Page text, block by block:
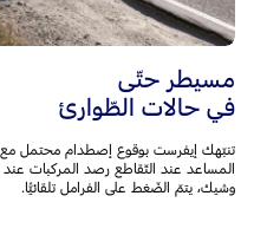
مسيطر حتّى
في حالات الطّوارئ
تنبّهك إيفرست بوقوع إصطدام محتمل مع
المساعد عند التّقاطع رصد المركبات
وشيك، يتمّ الضّغط على الفرامل تلقائيًّا.